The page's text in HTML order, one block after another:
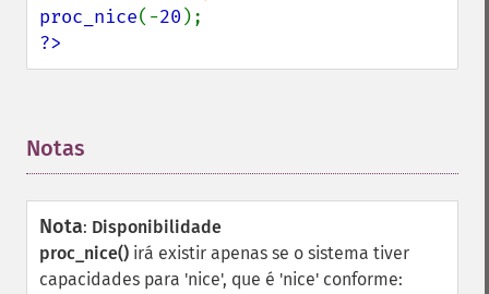
proc_nice(-20
?>
Notas
Nota: Disponibilidade
proc_nice() irá existir apenas se o sistema tiver
capacidades para 'nice', que é 'nice' conforme: